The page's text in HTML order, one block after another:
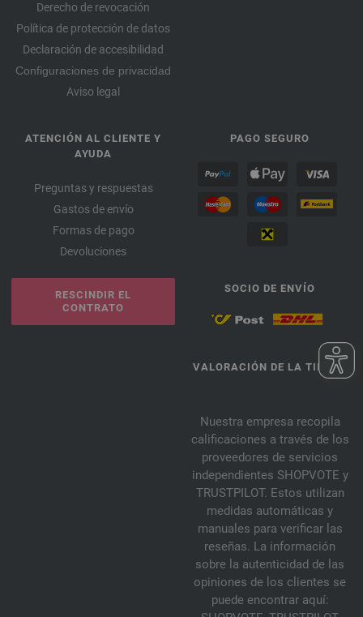
Derecho de revocación
Política de protección de datos
Declaración de accesibilidad
Configuraciones de privacidad
Aviso legal
ATENCIÓN AL CLIENTE Y
AYUDA
Preguntas y respuestas
Gastos de envío
Formas de pago
Devoluciones
RESCINDIR EL
CONTRATO
PAGO SEGURO
SOCIO DE ENVÍO
VALORACIÓN DE LA TIENDA
Nuestra empresa recopila
calificaciones a través de los
proveedores de servicios
independientes SHOPVOTE y
TRUSTPILOT. Estos utilizan
medidas automáticas y
manuales para verificar las
reseñas. La información
sobre la autenticidad de las
opiniones de los clientes se
puede encontrar aquí: